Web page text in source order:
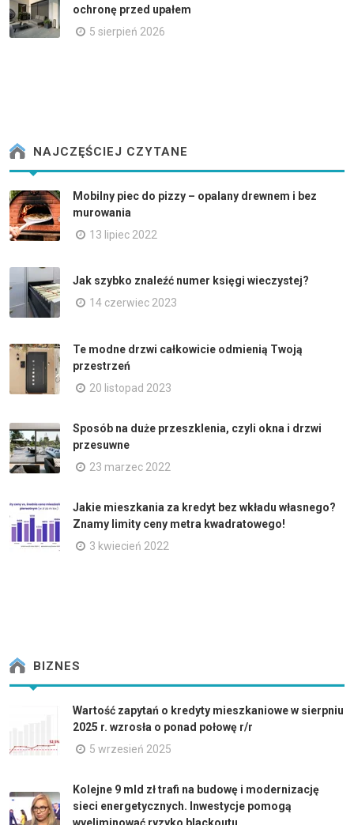
ochronę przed upałem
5 sierpień 2026
NAJCZĘŚCIEJ CZYTANE
Mobilny piec do pizzy – opalany drewnem i bez
murowania
13 lipiec 2022
Jak szybko znaleźć numer księgi wieczystej?
14 czerwiec 2023
Te modne drzwi całkowicie odmienią Twoją
przestrzeń
20 listopad 2023
Sposób na duże przeszklenia, czyli okna i drzwi
przesuwne
23 marzec 2022
Jakie mieszkania za kredyt bez wkładu własnego?
Znamy limity ceny metra kwadratowego!
3 kwiecień 2022
BIZNES
Wartość zapytań o kredyty mieszkaniowe w sierpniu
2025 r. wzrosła o ponad połowę r/r
5 wrzesień 2025
Kolejne 9 mld zł trafi na budowę i modernizację
sieci energetycznych. Inwestycje pomogą